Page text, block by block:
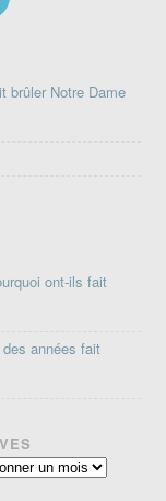
brûler Notre Dame
ont-ils fait
années fait